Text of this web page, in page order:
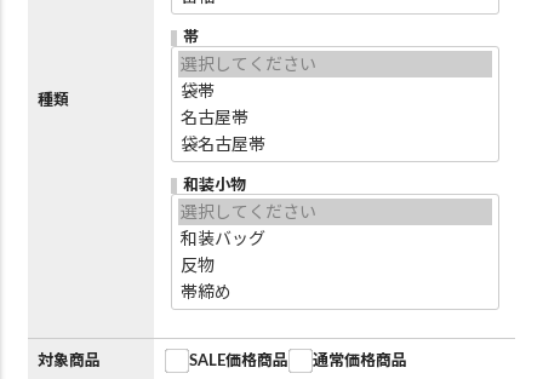
種類
帯
和装小物
対象商品 SALE価格商品 通常価格商品